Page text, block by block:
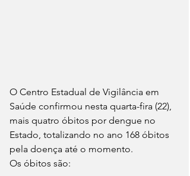
O Centro Estadual de Vigilância em
Saúde confirmou nesta quarta-fira (22),
mais quatro óbitos por dengue no
Estado, totalizando no ano 168 óbitos
pela doença até o momento.
Os óbitos são: